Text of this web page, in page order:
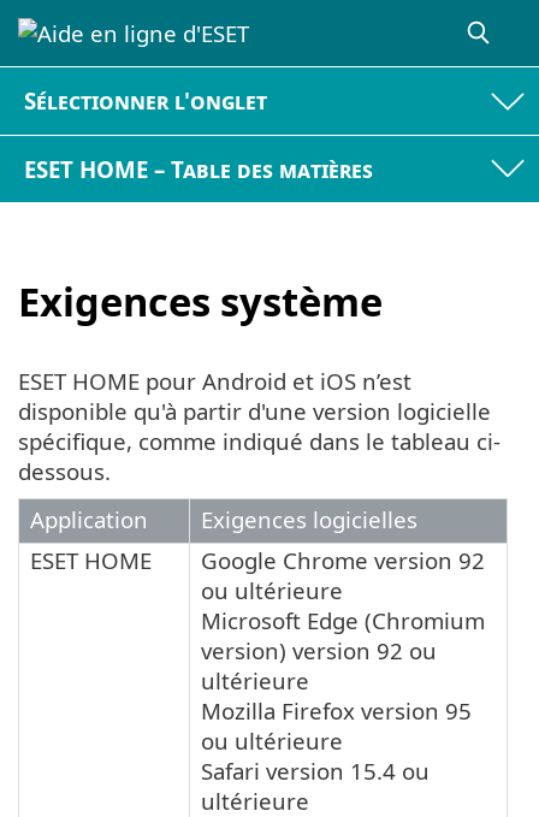
Sélectionner l'onglet
ESET HOME – Table des matières
Exigences système
ESET HOME pour Android et iOS n’est
disponible qu'à partir d'une version logicielle
spécifique, comme indiqué dans le tableau ci-
dessous.
Application
Exigences logicielles
ESET HOME
Google Chrome version 92
ou ultérieure
Microsoft Edge (Chromium
version) version 92 ou
ultérieure
Mozilla Firefox version 95
ou ultérieure
Safari version 15.4 ou
ultérieure